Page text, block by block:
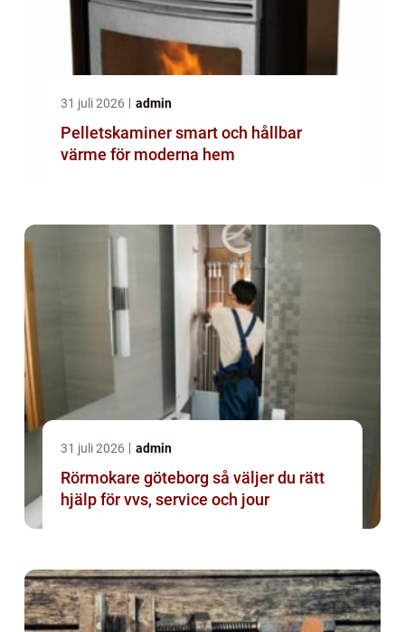
31 juli 2026 admin
Pelletskaminer smart och hållbar
värme för moderna hem
31 juli 2026 admin
Rörmokare göteborg så väljer du rätt
hjälp för vvs, service och jour